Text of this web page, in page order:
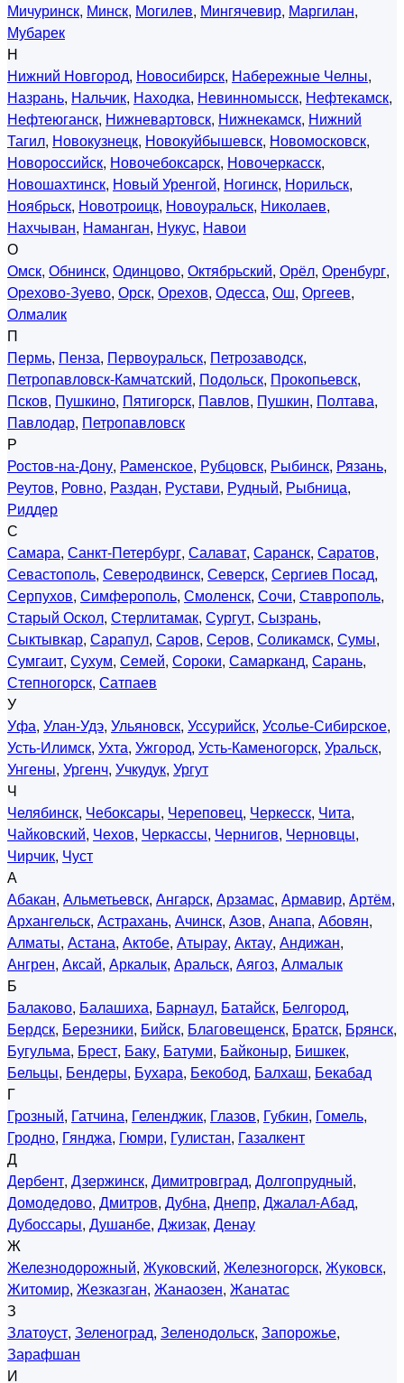
Мичуринск, Минск, Могилев, Мингячевир, Маргилан,
Мубарек
Н
Нижний Новгород, Новосибирск, Набережные Челны,
Назрань, Нальчик, Находка, Невинномысск, Нефтекамск,
Нефтеюганск, Нижневартовск, Нижнекамск, Нижний
Тагил, Новокузнецк, Новокуйбышевск, Новомосковск,
Новороссийск, Новочебоксарск, Новочеркасск,
Новошахтинск, Новый Уренгой, Ногинск, Норильск,
Ноябрьск, Новотроицк, Новоуральск, Николаев,
Нахчыван, Наманган, Нукус, Навои
О
Омск, Обнинск, Одинцово, Октябрьский, Орёл, Оренбург,
Орехово-Зуево, Орск, Орехов, Одесса, Ош, Оргеев,
Олмалик
П
Пермь, Пенза, Первоуральск, Петрозаводск,
Петропавловск-Камчатский, Подольск, Прокопьевск,
Псков, Пушкино, Пятигорск, Павлов, Пушкин, Полтава,
Павлодар, Петропавловск
Р
Ростов-на-Дону, Раменское, Рубцовск, Рыбинск, Рязань,
Реутов, Ровно, Раздан, Рустави, Рудный, Рыбница,
Риддер
С
Самара, Санкт-Петербург, Салават, Саранск, Саратов,
Севастополь, Северодвинск, Северск, Сергиев Посад,
Серпухов, Симферополь, Смоленск, Сочи, Ставрополь,
Старый Оскол, Стерлитамак, Сургут, Сызрань,
Сыктывкар, Сарапул, Саров, Серов, Соликамск, Сумы,
Сумгаит, Сухум, Семей, Сороки, Самарканд, Сарань,
Степногорск, Сатпаев
У
Уфа, Улан-Удэ, Ульяновск, Уссурийск, Усолье-Сибирское,
Усть-Илимск, Ухта, Ужгород, Усть-Каменогорск, Уральск,
Унгены, Ургенч, Учкудук, Ургут
Ч
Челябинск, Чебоксары, Череповец, Черкесск, Чита,
Чайковский, Чехов, Черкассы, Чернигов, Черновцы,
Чирчик, Чуст
А
Абакан, Альметьевск, Ангарск, Арзамас, Армавир, Артём,
Архангельск, Астрахань, Ачинск, Азов, Анапа, Абовян,
Алматы, Астана, Актобе, Атырау, Актау, Андижан,
Ангрен, Аксай, Аркалык, Аральск, Аягоз, Алмалык
Б
Балаково, Балашиха, Барнаул, Батайск, Белгород,
Бердск, Березники, Бийск, Благовещенск, Братск, Брянск,
Бугульма, Брест, Баку, Батуми, Байконыр, Бишкек,
Бельцы, Бендеры, Бухара, Бекобод, Балхаш, Бекабад
Г
Грозный, Гатчина, Геленджик, Глазов, Губкин, Гомель,
Гродно, Гянджа, Гюмри, Гулистан, Газалкент
Д
Дербент, Дзержинск, Димитровград, Долгопрудный,
Домодедово, Дмитров, Дубна, Днепр, Джалал-Абад,
Дубоссары, Душанбе, Джизак, Денау
Ж
Железнодорожный, Жуковский, Железногорск, Жуковск,
Житомир, Жезказган, Жанаозен, Жанатас
З
Златоуст, Зеленоград, Зеленодольск, Запорожье,
Зарафшан
И